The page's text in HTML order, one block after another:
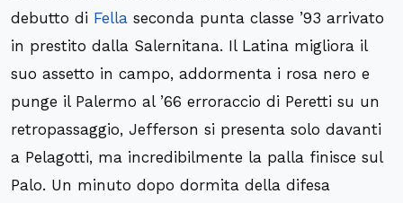
debutto di Fella seconda punta classe ’93 arrivato
in prestito dalla Salernitana. Il Latina migliora il
suo assetto in campo, addormenta i rosa nero e
punge il Palermo al ’66 erroraccio di Peretti su un
retropassaggio, Jefferson si presenta solo davanti
a Pelagotti, ma incredibilmente la palla finisce sul
Palo. Un minuto dopo dormita della difesa